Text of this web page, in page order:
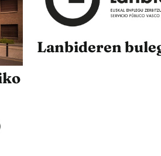
Lanbideren